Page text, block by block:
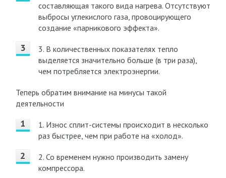
составляющая такого вида нагрева. Отсутствуют
выбросы углекислого газа, провоцирующего
создание «парникового эффекта».
3. В количественных показателях тепло
выделяется значительно больше (в три раза),
чем потребляется электроэнергии.
Теперь обратим внимание на минусы такой
деятельности
1. Износ сплит-системы происходит в несколько
раз быстрее, чем при работе на «холод».
2. Со временем нужно производить замену
компрессора.